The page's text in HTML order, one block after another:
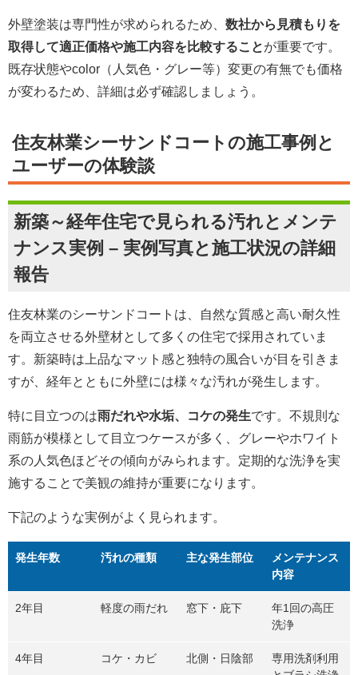
外壁塗装は専門性が求められるため、 数社から見積もりを
取得して適正価格や施工内容を比較することが重要です。
既存状態やcolor（人気色・グレー等）変更の有無でも価格
が変わるため、詳細は必ず確認しましょう。
住友林業シーサンドコートの施工事例と
ユーザーの体験談
新築～経年住宅で見られる汚れとメンテ
ナンス実例 – 実例写真と施工状況の詳細
報告
住友林業のシーサンドコートは、自然な質感と高い耐久性
を両立させる外壁材として多くの住宅で採用されていま
す。新築時は上品なマット感と独特の風合いが目を引きま
すが、経年とともに外壁には様々な汚れが発生します。
特に目立つのは雨だれや水垢、コケの発生です。不規則な
雨筋が模様として目立つケースが多く、グレーやホワイト
系の人気色ほどその傾向がみられます。定期的な洗浄を実
施することで美観の維持が重要になります。
下記のような実例がよく見られます。
発生年数 汚れの種類 主な発生部位
メンテナンス
内容
2年目 軽度の雨だれ 窓下・庇下
年1回の高圧
洗浄
4年目 コケ・カビ 北側・日陰部
専用洗剤利用